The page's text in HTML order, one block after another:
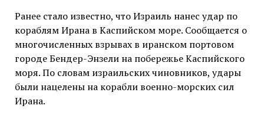
Ранее стало известно, что Израиль нанес удар по
кораблям Ирана в Каспийском море. Сообщается о
многочисленных взрывах в иранском портовом
городе Бендер-Энзели на побережье Каспийского
моря. По словам израильских чиновников, удары
были нацелены на корабли военно-морских сил
Ирана.